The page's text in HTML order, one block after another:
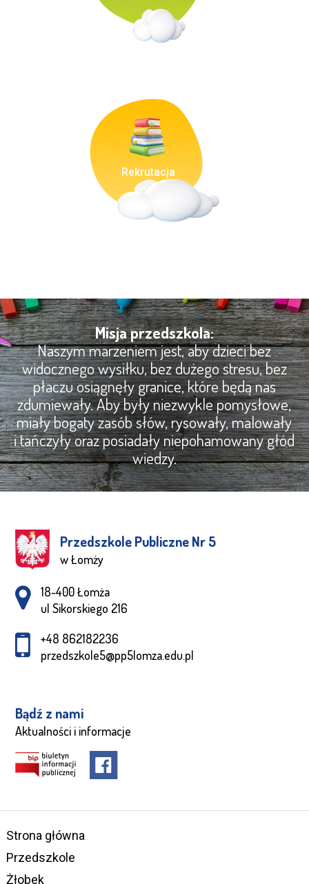
Rekrutacja
Misja przedszkola:
Naszym marzeniem jest, aby dzieci bez
widocznego wysiłku, bez dużego stresu, bez
płaczu osiągnęły granice, które będą nas
zdumiewały. Aby były niezwykle pomysłowe,
miały bogaty zasób słów, rysowały, malowały
i tańczyły oraz posiadały niepohamowany głód
wiedzy.
Przedszkole Publiczne Nr 5
w Łomży
Adres pocztowy:
18-400 Łomża
ul Sikorskiego 216
+48 862182236
przedszkole5@pp5lomza.edu.pl
Bądź z nami
Aktualności i informacje
Strona główna
Przedszkole
Żłobek